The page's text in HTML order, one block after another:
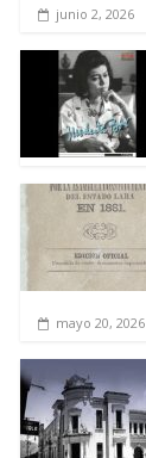
junio 2, 2026
mayo 20, 2026